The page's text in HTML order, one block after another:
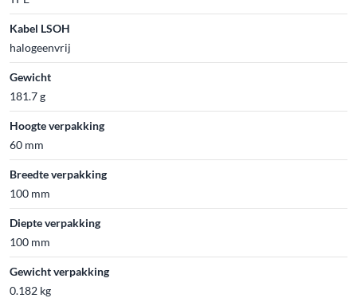
Kabel LSOH
halogeenvrij
Gewicht
181.7 g
Hoogte verpakking
60 mm
Breedte verpakking
100 mm
Diepte verpakking
100 mm
Gewicht verpakking
0.182 kg